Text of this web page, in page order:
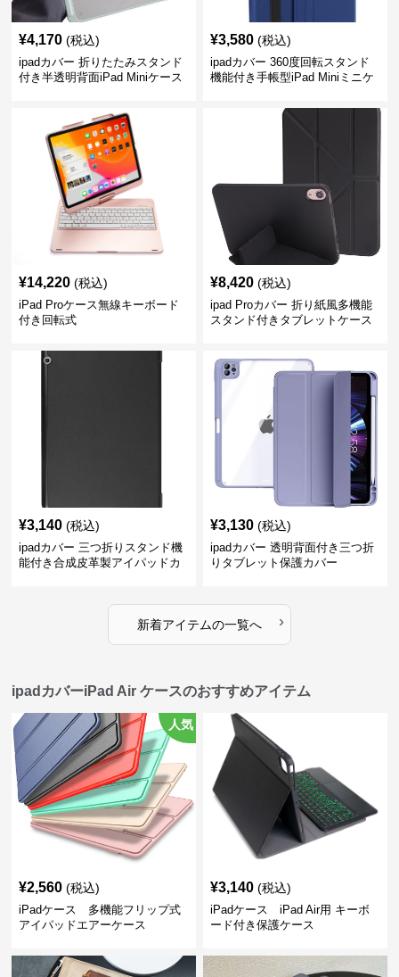
¥4,170 (税込)
ipadカバー 折りたたみスタンド
付き半透明背面iPad Miniケース
¥3,580 (税込)
ipadカバー 360度回転スタンド
機能付き手帳型iPad Miniミニケ
¥14,220 (税込)
iPad Proケース無線キーボード
付き回転式
¥8,420 (税込)
ipad Proカバー 折り紙風多機能
スタンド付きタブレットケース
¥3,140 (税込)
ipadカバー 三つ折りスタンド機
能付き合成皮革製アイパッドカ
¥3,130 (税込)
ipadカバー 透明背面付き三つ折
りタブレット保護カバー
新着アイテムの一覧へ ›
ipadカバーiPad Air ケースのおすすめアイテム
人気
¥2,560 (税込)
iPadケース 多機能フリップ式
アイパッドエアーケース
¥3,140 (税込)
iPadケース iPad Air用 キーボ
ード付き保護ケース